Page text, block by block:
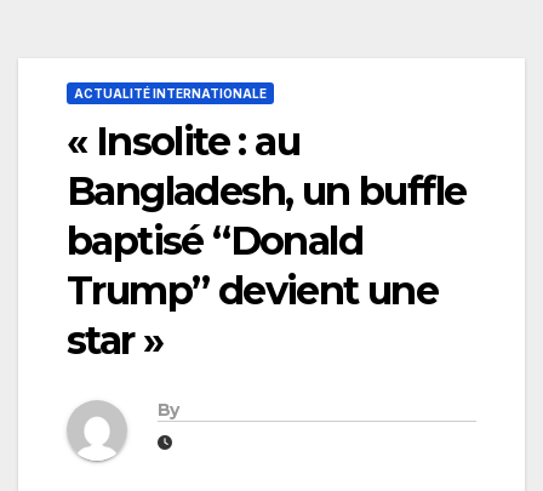
ACTUALITÉ INTERNATIONALE
« Insolite : au
Bangladesh, un buffle
baptisé “Donald
Trump” devient une
star »
By